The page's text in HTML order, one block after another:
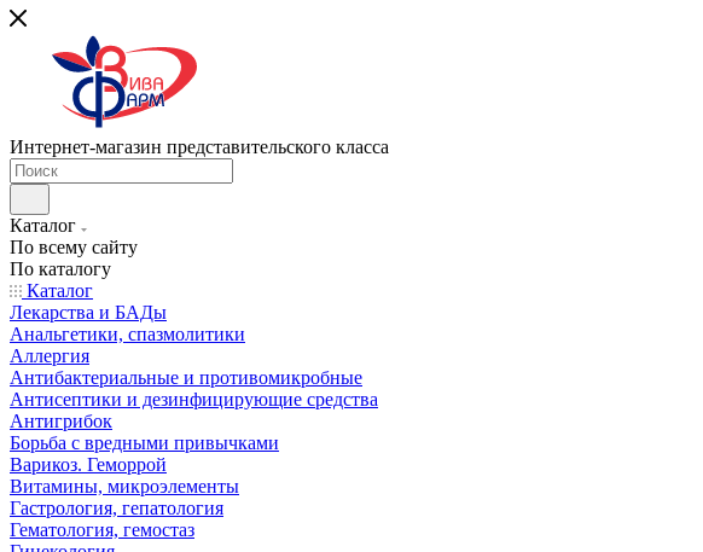
Интернет-магазин представительского класса
Каталог
По всему сайту
По каталогу
Каталог
Лекарства и БАДы
Анальгетики, спазмолитики
Аллергия
Антибактериальные и противомикробные
Антисептики и дезинфицирующие средства
Антигрибок
Борьба с вредными привычками
Варикоз. Геморрой
Витамины, микроэлементы
Гастрология, гепатология
Гематология, гемостаз